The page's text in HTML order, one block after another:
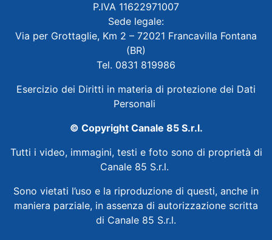
P.IVA 11622971007
Sede legale:
Via per Grottaglie, Km 2 – 72021 Francavilla Fontana
(BR)
Tel. 0831 819986
Esercizio dei Diritti in materia di protezione dei Dati
Personali
© Copyright Canale 85 S.r.l.
Tutti i video, immagini, testi e foto sono di proprietà di
Canale 85 S.r.l.
Sono vietati l’uso e la riproduzione di questi, anche in
maniera parziale, in assenza di autorizzazione scritta
di Canale 85 S.r.l.